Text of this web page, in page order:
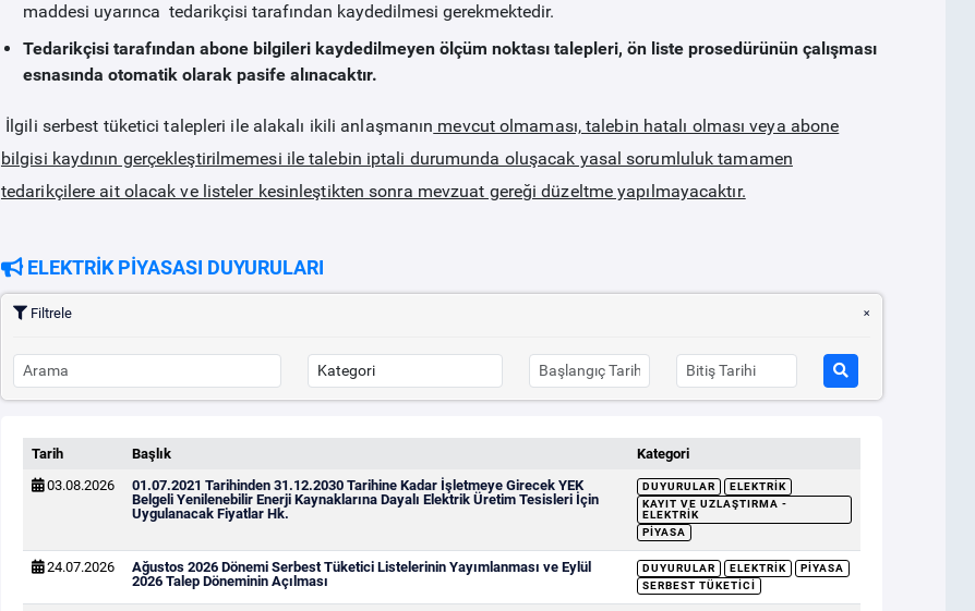
maddesi uyarınca tedarikçisi tarafından kaydedilmesi gerekmektedir.
Tedarikçisi tarafından abone bilgileri kaydedilmeyen ölçüm noktası talepleri, ön liste prosedürünün çalışması
esnasında otomatik olarak pasife alınacaktır.
İlgili serbest tüketici talepleri ile alakalı ikili anlaşmanın mevcut olmaması, talebin hatalı olması veya abone
bilgisi kaydının gerçekleştirilmemesi ile talebin iptali durumunda oluşacak yasal sorumluluk tamamen
tedarikçilere ait olacak ve listeler kesinleştikten sonra mevzuat gereği düzeltme yapılmayacaktır.
ELEKTRİK PİYASASI DUYURULARI
Filtrele
Tarih Başlık
Kategori
03.08.2026
01.07.2021 Tarihinden 31.12.2030 Tarihine Kadar İşletmeye Girecek YEK
Belgeli Yenilenebilir Enerji Kaynaklarına Dayalı Elektrik Üretim Tesisleri İçin
Uygulanacak Fiyatlar Hk.
DUYURULAR
ELEKTRIK
KAYIT VE UZLAŞTIRMA -
ELEKTRIK
PIYASA
24.07.2026
Ağustos 2026 Dönemi Serbest Tüketici Listelerinin Yayımlanması ve Eylül
2026 Talep Döneminin Açılması
DUYURULAR ELEKTRIK
PIYASA
SERBEST TÜKETICI